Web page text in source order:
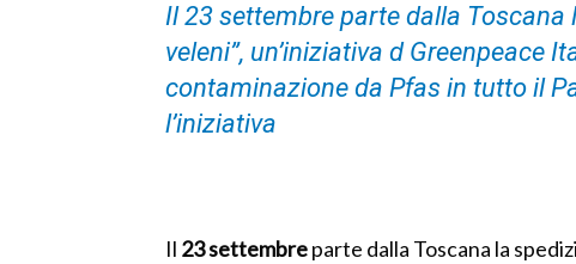
Il 23 settembre parte dalla Toscana
veleni”, un’iniziativa d Greenpeace
contaminazione da Pfas in tutto il
l’iniziativa
Il 23 settembreparte dalla Toscana la